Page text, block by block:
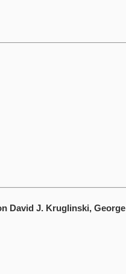
David J. Kruglinski,